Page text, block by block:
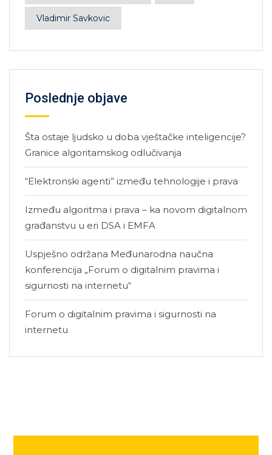
Vladimir Savkovic
Poslednje objave
Šta ostaje ljudsko u doba vještačke inteligencije?
Granice algoritamskog odlučivanja
“Elektronski agenti” između tehnologije i prava
Između algoritma i prava – ka novom digitalnom
građanstvu u eri DSA i EMFA
Uspješno održana Međunarodna naučna
konferencija „Forum o digitalnim pravima i
sigurnosti na internetu“
Forum o digitalnim pravima i sigurnosti na
internetu